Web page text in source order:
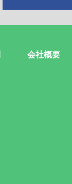
会社概要